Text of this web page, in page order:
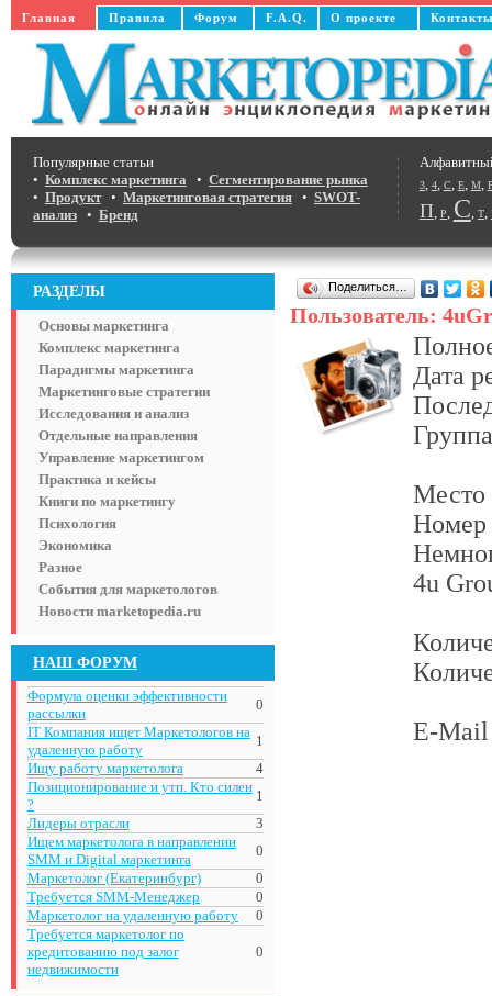
Главная Правила Форум F.A.Q. О проекте
3, 4, C, E, M,
П, Р, С, Т,
Популярные статьи
• Комплекс маркетинга • Сегментирование рынка
• Продукт• Маркетинговая стратегия• SWOT-
анализ• Бренд
РАЗДЕЛЫ
Основы маркетинга
Комплекс маркетинга
Парадигмы маркетинга
Маркетинговые стратегии
Исследования и анализ
Отдельные направления
Управление маркетингом
Практика и кейсы
Книги по маркетингу
Психология
Экономика
Разное
События для маркетологов
Новости marketopedia.ru
НАШ ФОРУМ
Формула оценки эффективности
рассылки
0
IT Компания ищет Маркетологов на
удаленную работу
1
Ищу работу маркетолога
4
Позиционирование и утп. Кто силен
?
1
Лидеры отрасли
3
Ищем маркетолога в направлении
SMM и Digital маркетинга
0
Маркетолог (Екатеринбург)
0
Требуется SMM-Менеджер
0
Маркетолог на удаленную работу
0
Требуется маркетолог по
кредитованию под залог
недвижимости
0
Поделиться…
Пользователь:
Дата
Место
Номер
4u
E-Mail